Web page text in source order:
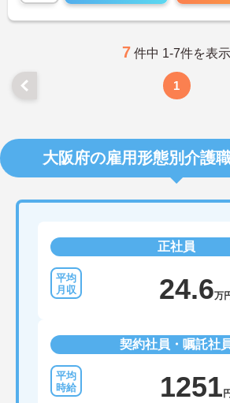
7 件中 1-7件を表示
1
大阪府の雇用形態別介護
正社員
24.6万
契約社員・嘱託社
1251 円